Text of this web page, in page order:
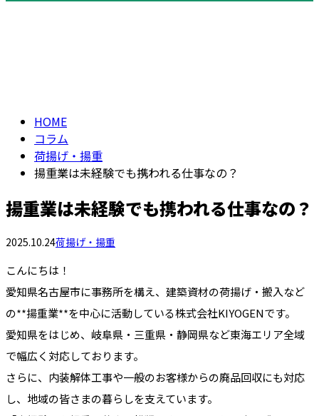
HOME
コラム
荷揚げ・揚重
揚重業は未経験でも携われる仕事なの？
揚重業は未経験でも携われる仕事なの？
2025.10.24荷揚げ・揚重
こんにちは！
愛知県名古屋市に事務所を構え、建築資材の荷揚げ・搬入など
の**揚重業**を中心に活動している株式会社KIYOGENです。
愛知県をはじめ、岐阜県・三重県・静岡県など東海エリア全域
で幅広く対応しております。
さらに、内装解体工事や一般のお客様からの廃品回収にも対応
し、地域の皆さまの暮らしを支えています。